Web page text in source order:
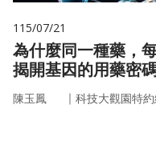
115/07/21
為什麼同一種藥，
揭開基因的用藥密
陳玉鳳 ｜ 科技大觀園特